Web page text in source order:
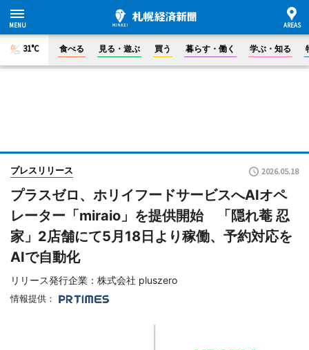
31°C 食べる 見る・遊ぶ 買う 暮らす・働く 学ぶ・知る
プレスリリース 2026.05.18
プラスゼロ、ホリイフードサービスへAIオペ
レーター「miraio」を提供開始 「隠れ菴 忍
家」2店舗にて5月18日より稼働、予約対応を
AIで自動化
リリース発行企業：株式会社 pluszero
情報提供：